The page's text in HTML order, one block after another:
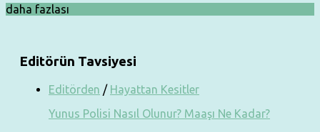
daha fazlası
Editörün Tavsiyesi
Editörden / Hayattan Kesitler
Yunus Polisi Nasıl Olunur? Maaşı Ne Kadar?